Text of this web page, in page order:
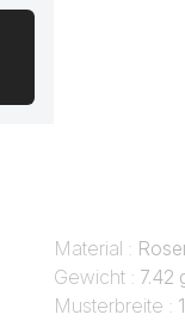
Material :
Gewicht : 7.42
Musterbreite :